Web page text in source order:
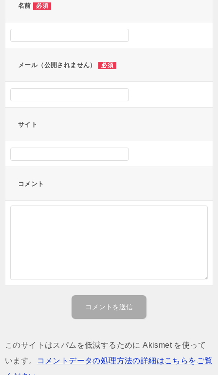
名前 必須
メール（公開されません） 必須
サイト
コメント
このサイトはスパムを低減するために Akismet を使って
います。
コメントデータの処理方法の詳細はこちらをご覧